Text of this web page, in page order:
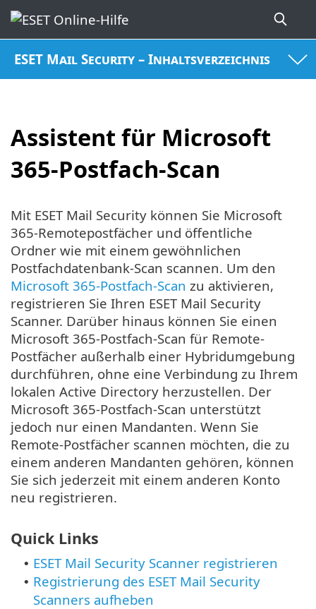
ESET Mail Security – Inhaltsverzeichnis
Assistent für Microsoft
365-Postfach-Scan
Mit ESET Mail Security können Sie Microsoft
365-Remotepostfächer und öffentliche
Ordner wie mit einem gewöhnlichen
Postfachdatenbank-Scan scannen. Um den
Microsoft 365-Postfach-Scan zu aktivieren,
registrieren Sie Ihren ESET Mail Security
Scanner. Darüber hinaus können Sie einen
Microsoft 365-Postfach-Scan für Remote-
Postfächer außerhalb einer Hybridumgebung
durchführen, ohne eine Verbindung zu Ihrem
lokalen Active Directory herzustellen. Der
Microsoft 365-Postfach-Scan unterstützt
jedoch nur einen Mandanten. Wenn Sie
Remote-Postfächer scannen möchten, die zu
einem anderen Mandanten gehören, können
Sie sich jederzeit mit einem anderen Konto
neu registrieren.
Quick Links
• ESET Mail Security Scanner registrieren
• Registrierung des ESET Mail Security
Scanners aufheben